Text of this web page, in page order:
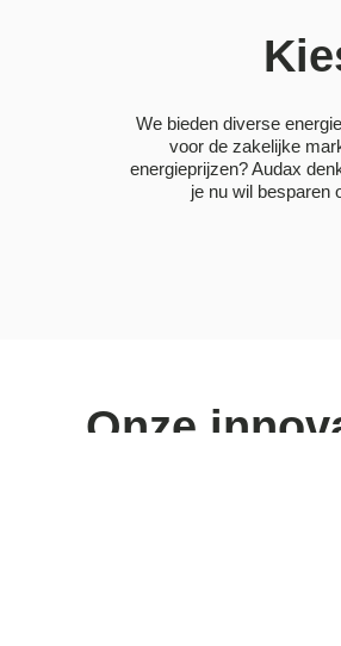
We bieden diverse
voor de zakelijke
energieprijzen? Audax
je nu wil besparen
Onze